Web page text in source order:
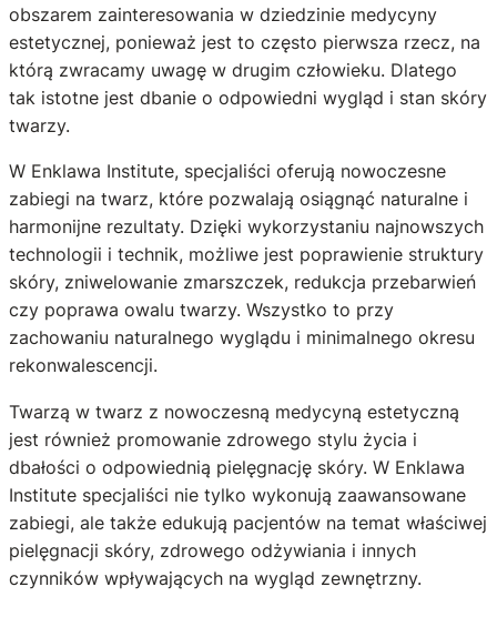
obszarem zainteresowania w dziedzinie medycyny
estetycznej, ponieważ jest to często pierwsza rzecz, na
którą zwracamy uwagę w drugim człowieku. Dlatego
tak istotne jest dbanie o odpowiedni wygląd i stan skóry
twarzy.
W Enklawa Institute, specjaliści oferują nowoczesne
zabiegi na twarz, które pozwalają osiągnąć naturalne i
harmonijne rezultaty. Dzięki wykorzystaniu najnowszych
technologii i technik, możliwe jest poprawienie struktury
skóry, zniwelowanie zmarszczek, redukcja przebarwień
czy poprawa owalu twarzy. Wszystko to przy
zachowaniu naturalnego wyglądu i minimalnego okresu
rekonwalescencji.
Twarzą w twarz z nowoczesną medycyną estetyczną
jest również promowanie zdrowego stylu życia i
dbałości o odpowiednią pielęgnację skóry. W Enklawa
Institute specjaliści nie tylko wykonują zaawansowane
zabiegi, ale także edukują pacjentów na temat właściwej
pielęgnacji skóry, zdrowego odżywiania i innych
czynników wpływających na wygląd zewnętrzny.